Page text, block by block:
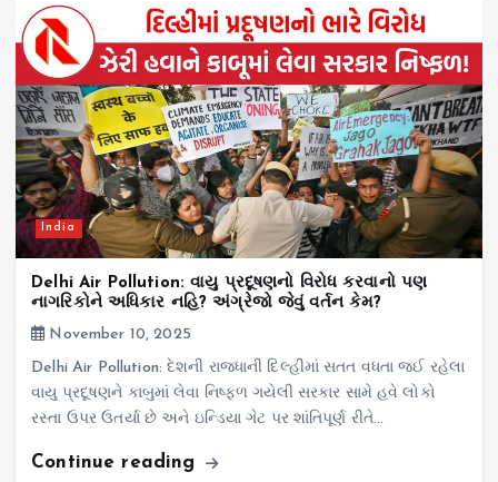
India
Delhi Air Pollution: વાયુ પ્રદૂષણનો વિરોધ કરવાનો પણ
નાગરિકોને અધિકાર નહિ? અંગ્રેજો જેવું વર્તન કેમ?
November 10, 2025
Delhi Air Pollution: દેશની રાજધાની દિલ્હીમાં સતત વધતા જઈ રહેલા
વાયુ પ્રદૂષણને કાબુમાં લેવા નિષ્ફળ ગયેલી સરકાર સામે હવે લોકો
રસ્તા ઉપર ઉતર્યા છે અને ઇન્ડિયા ગેટ પર શાંતિપૂર્ણ રીતે…
Continue reading